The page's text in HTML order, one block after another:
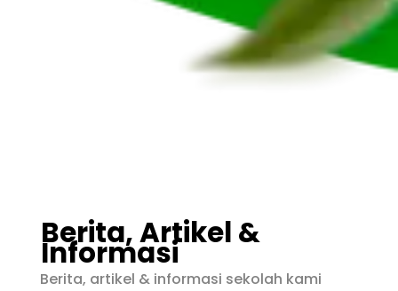
Berita, Artikel &
Informasi
Berita, artikel & informasi sekolah kami